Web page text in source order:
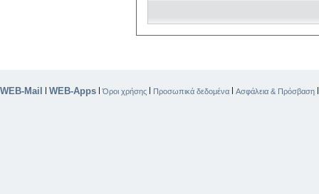
WEB-Mail | WEB-Apps |Όροι χρήσης | Προσωπικά δεδομένα | Ασφάλεια & Πρόσβαση